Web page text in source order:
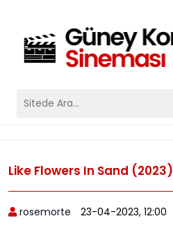
Like Flowers In Sand (2023)
rosemorte 23-04-2023, 12:00